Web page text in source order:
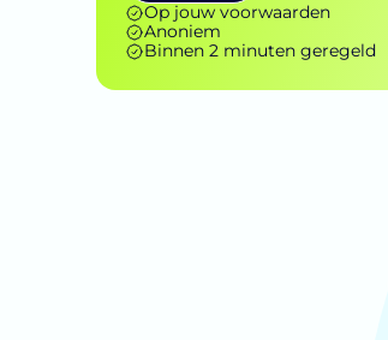
Op jouw voorwaarden
Anoniem
Binnen 2 minuten geregeld